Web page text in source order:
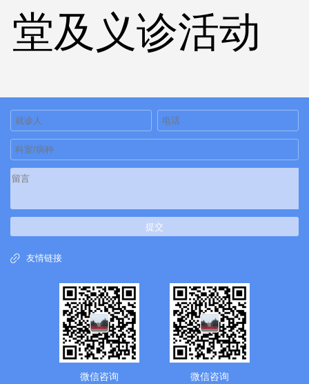
堂及义诊活动
提交
友情链接
微信咨询 微信咨询